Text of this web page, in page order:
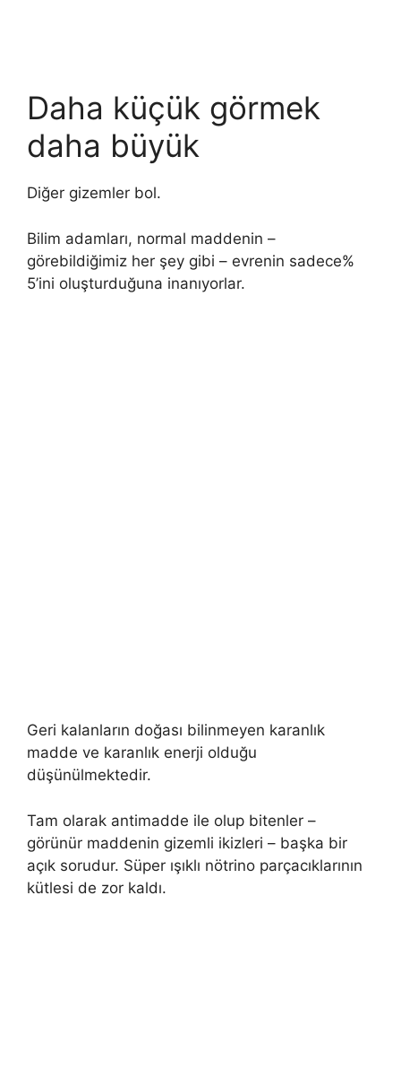
Daha küçük görmek
daha büyük
Diğer gizemler bol.
Bilim adamları, normal maddenin –
görebildiğimiz her şey gibi – evrenin sadece%
5’ini oluşturduğuna inanıyorlar.
Geri kalanların doğası bilinmeyen karanlık
madde ve karanlık enerji olduğu
düşünülmektedir.
Tam olarak antimadde ile olup bitenler –
görünür maddenin gizemli ikizleri – başka bir
açık sorudur. Süper ışıklı nötrino parçacıklarının
kütlesi de zor kaldı.